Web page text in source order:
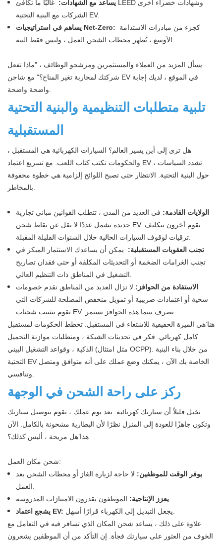
يساعد مع الشهادات: غالبًا ما تكافئ LEED وشهادات خضراء أخرى
الشركات مع البنية التحتية EV.
يساهم في استراتيجيات Net-Zero:
يسأل المزيد من العملاء والمستثمرين ومرشحو الوظائف ، "ماذا تفعل
شركتك لمحاربة تغير المناخ؟" مع شاحن EV في الموقع ، لديك إجابة
تلبية متطلبات التنظيمية والبنية التحتية
المستقبلية
هل ترى إلى أين يسير العالم؟ السيارات الكهربائية هي المستقبل ،
والحكومات تكتب كتاب اللعب. مع تسريع اعتماد EV ، تشدد السياسات
حول البنية التحتية. الانتظار حتى تصبح اللوائح إلزامية هي خطوة محفوفة
الولايات القادمة: في العديد من المدن ، تتطلب القوانين مباني تجارية
جديدة تشمل عددًا لا يقل عن نقاط شحن EV. يقوم آخرون بتكليف
ترقيات لوقوف السيارات الحالية خلال السنوات القليلة المقبلة.
تجنب العقوبات المستقبلية:
يمكن أن يساعدك الاستثمار المبكر في
تجنب الغرامات الضخمة أو التحديثات المكلفة أو حتى فقدان تصاريح
الاستفادة من الحوافز: لا تزال العديد من المناطق تقدم خصومات
سخية أو اعتمادات ضريبية أو تمويل منخفض المصلحة للشركات التي
تقوم بتثبيت شحنات EV. تصرف بينما هذه الحوافز تستمر.
هنا’هي الميزة الحقيقية للاشتعاء في المستقبل. تخطط الحكومات لمستقبل
كامل كهربائي. فكر في تحديثات الشبكة ، ومتطلبات موازنة التحميل
الذكية ، وقواعد التشغيل البيني (مثل امتثال OCPP). من خلال بناء البنية
التحتية EV الخاصة بك الآن ، يمكنك وضع عملك على أنه متوافق ومتصل
ركز على راحة الشحن في الوجهة
تخيل قليلاً أن سيارتك كهربائية. بعد يوم عملك ، تقوم بتوصيل سيارتك
وتكون جاهزًا للعودة إلى المنزل نظرًا لأن البطارية مشحونة بالكامل. الآن
هذا’هل مريحة ، أليس كذلك؟
شحن مكان العمل:
يوفر الوقت للموظفين: لا حاجة لزيارة الغاز أو محطات الشحن بعد
يعزز الإنتاجية:الموظفون يقدرون الامتيازات المدروسة.
يشجع اعتماد EV:
علاوة على ذلك ، يساعد شحن المكان الذي تسافر فيه في التعامل مع
الخوف من العثور على سيارتك فجأة. إن التأكد من أن الموظفين يشعرون